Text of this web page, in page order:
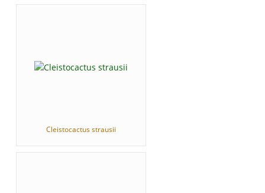
Cleistocactus strausii